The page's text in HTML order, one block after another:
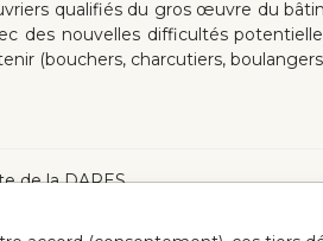
qualifiés du gros œuvre du
des nouvelles difficultés
(bouchers, charcutiers,
de la DARES